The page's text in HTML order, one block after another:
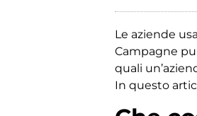
Le aziende
Campagne
quali
In questo